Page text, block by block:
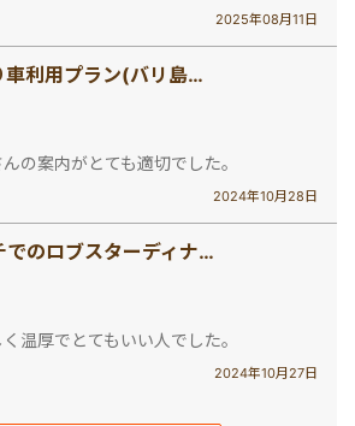
2025年08月11日
通常時期 4人乗り車利用プラン(バリ島で車チャーター[4人乗り])
の案内がとても適切でした。
2024年10月28日
ジンバランビーチでのロブスターディナー(ウルワツ寺院ケチャックダンス＆ディナー)
温厚でとてもいい人でした。
2024年10月27日